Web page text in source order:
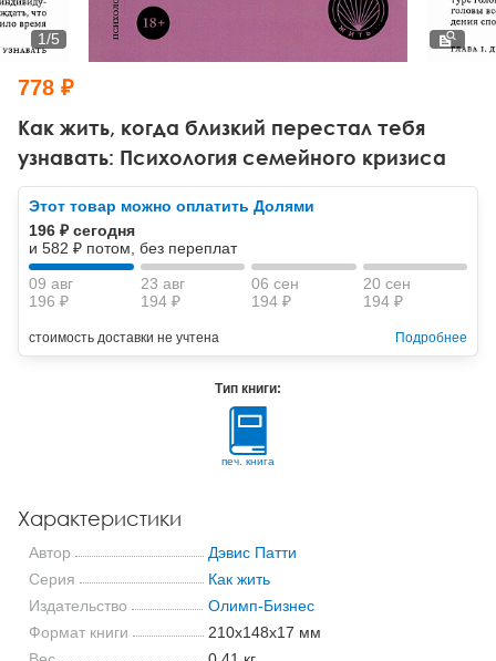
Тревожные расстройства, панические атаки
Психодрама
Другие направления психотерапии
Классический, эриксоновский гипноз и НЛП
НЛП
Психология труда и эргономика
Социальная психология
Социальная и организационная психология
Классический и юнгианский психоанализ
Как жить, когда близкий перестал тебя
узнавать: Психология семейного кризиса
1/5
778 ₽
Этот товар можно оплатить Долями
196 ₽ сегодня
и 582 ₽ потом, без переплат
09 авг
196 ₽
23 авг
194 ₽
06 сен
194 ₽
20 сен
194 ₽
стоимость доставки не учтена Подробнее
Тип книги:
печ. книга
Характеристики
Автор
Дэвис Патти
Серия
Как жить
Издательство
Олимп-Бизнес
Формат книги
210x148x17 мм